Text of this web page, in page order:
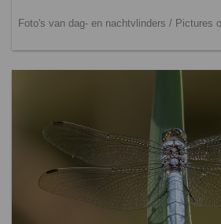
Foto's van dag- en nachtvlinders / Pictures